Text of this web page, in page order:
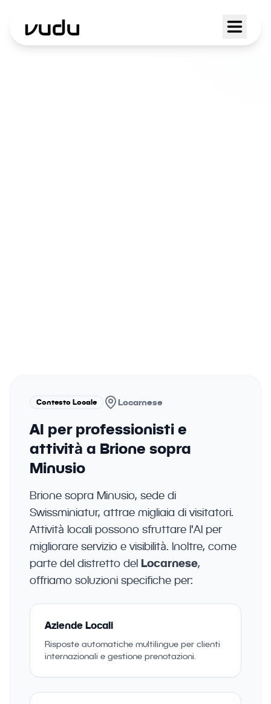
Contesto Locale Locarnese
AI per professionisti e
attività a Brione sopra
Minusio
Brione sopra Minusio, sede di
Swissminiatur, attrae migliaia di visitatori.
Attività locali possono sfruttare l'AI per
migliorare servizio e visibilità. Inoltre, come
parte del distretto del Locarnese,
offriamo soluzioni specifiche per:
Aziende Locali
Risposte automatiche multilingue per clienti
internazionali e gestione prenotazioni.